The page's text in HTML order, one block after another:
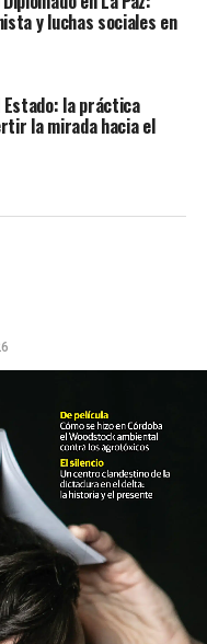
y luchas sociales en
la práctica
la mirada hacia el